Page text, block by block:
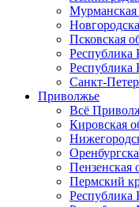
Мурманская
Псковская
Республика
Республика
Санкт-
Приволжье
Всё
Кировская
Пензенская
Пермский
Республика